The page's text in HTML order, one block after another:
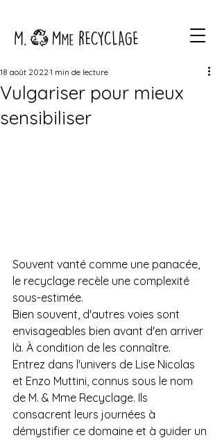
Vulgariser pour mieux
sensibiliser
18 août 2022 1 min de lecture
Souvent vanté comme une panacée,
le recyclage recèle une complexité
sous-estimée.
Bien souvent, d'autres voies sont
envisageables bien avant d'en arriver
là. À condition de les connaître.
Entrez dans l'univers de Lise Nicolas
et Enzo Muttini, connus sous le nom
de M. & Mme Recyclage. Ils
consacrent leurs journées à
démystifier ce domaine et à guider un